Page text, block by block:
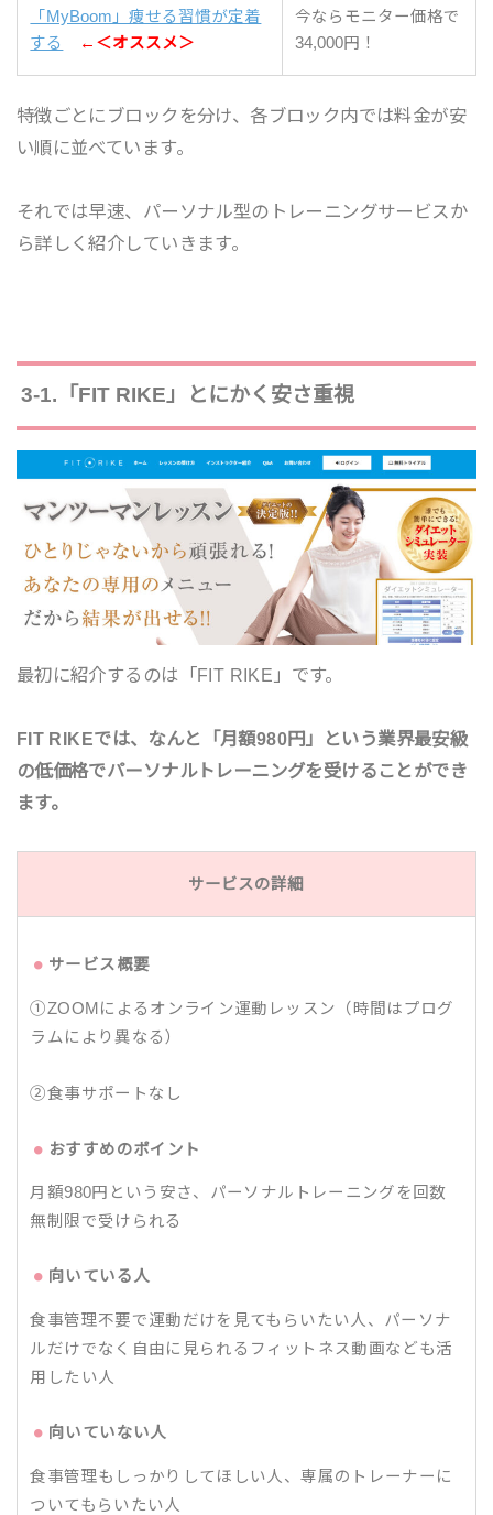
「MyBoom」痩せる習慣が定着
する
←＜オススメ＞
今ならモニター価格で
34,000円！
特徴ごとにブロックを分け、各ブロック内では料金が安
い順に並べています。
それでは早速、パーソナル型のトレーニングサービスか
ら詳しく紹介していきます。
3-1.「FIT RIKE」とにかく安さ重視
最初に紹介するのは「FIT RIKE」です。
FIT RIKEでは、なんと「月額980円」という業界最安級
の低価格でパーソナルトレーニングを受けることができ
ます。
サービスの詳細
サービス概要
①ZOOMによるオンライン運動レッスン（時間はプログ
ラムにより異なる）
②食事サポートなし
おすすめのポイント
月額980円という安さ、パーソナルトレーニングを回数
無制限で受けられる
向いている人
食事管理不要で運動だけを見てもらいたい人、パーソナ
ルだけでなく自由に見られるフィットネス動画なども活
用したい人
向いていない人
食事管理もしっかりしてほしい人、専属のトレーナーに
ついてもらいたい人